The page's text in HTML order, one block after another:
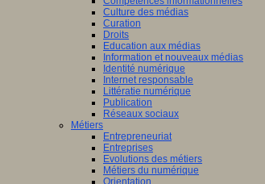
Culture des médias
Curation
Droits
Education aux médias
Information et nouveaux médias
Identité numérique
Internet responsable
Littératie numérique
Publication
Réseaux sociaux
Métiers
Entrepreneuriat
Entreprises
Evolutions des métiers
Métiers du numérique
Orientation